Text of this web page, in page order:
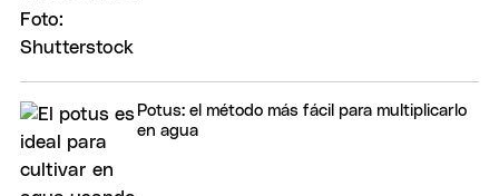
Potus: el método más fácil para multiplicarlo
en agua